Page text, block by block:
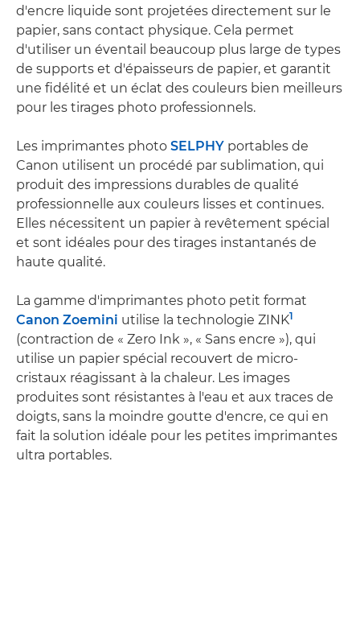
d'encre liquide sont projetées directement sur le
papier, sans contact physique. Cela permet
d'utiliser un éventail beaucoup plus large de types
de supports et d'épaisseurs de papier, et garantit
une fidélité et un éclat des couleurs bien meilleurs
pour les tirages photo professionnels.
Les imprimantes photo SELPHY portables de
Canon utilisent un procédé par sublimation, qui
produit des impressions durables de qualité
professionnelle aux couleurs lisses et continues.
Elles nécessitent un papier à revêtement spécial
et sont idéales pour des tirages instantanés de
haute qualité.
La gamme d'imprimantes photo petit format
Canon Zoemini utilise la technologie ZINK1
(contraction de « Zero Ink », « Sans encre »), qui
utilise un papier spécial recouvert de micro-
cristaux réagissant à la chaleur. Les images
produites sont résistantes à l'eau et aux traces de
doigts, sans la moindre goutte d'encre, ce qui en
fait la solution idéale pour les petites imprimantes
ultra portables.